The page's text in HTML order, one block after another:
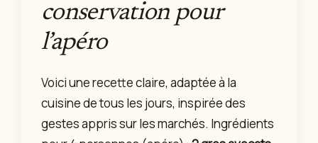
conservation pour
l’apéro
Voici une recette claire, adaptée à la
cuisine de tous les jours, inspirée des
gestes appris sur les marchés. Ingrédients